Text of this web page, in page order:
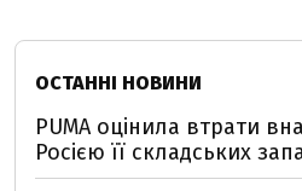
ОСТАННІ НОВИНИ
PUMA оцінила втрати
Росією її складських